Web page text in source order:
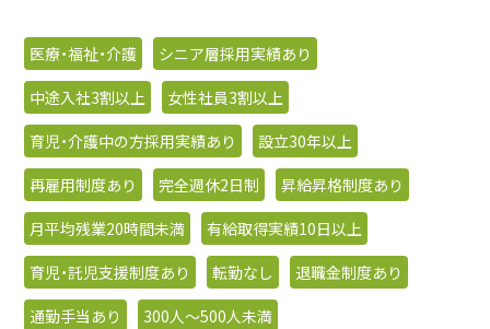
医療・福祉・介護
シニア層採用実績あり
中途入社3割以上
女性社員3割以上
育児・介護中の方採用実績あり
設立30年以上
再雇用制度あり
完全週休2日制
昇給昇格制度あり
月平均残業20時間未満
有給取得実績10日以上
育児・託児支援制度あり
転勤なし
退職金制度あり
通勤手当あり
300人〜500人未満